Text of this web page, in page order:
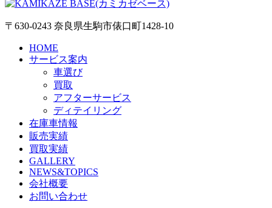
〒630-0243 奈良県生駒市俵口町1428-10
HOME
サービス案内
車選び
買取
アフターサービス
ディテイリング
在庫車情報
販売実績
買取実績
GALLERY
NEWS&TOPICS
会社概要
お問い合わせ